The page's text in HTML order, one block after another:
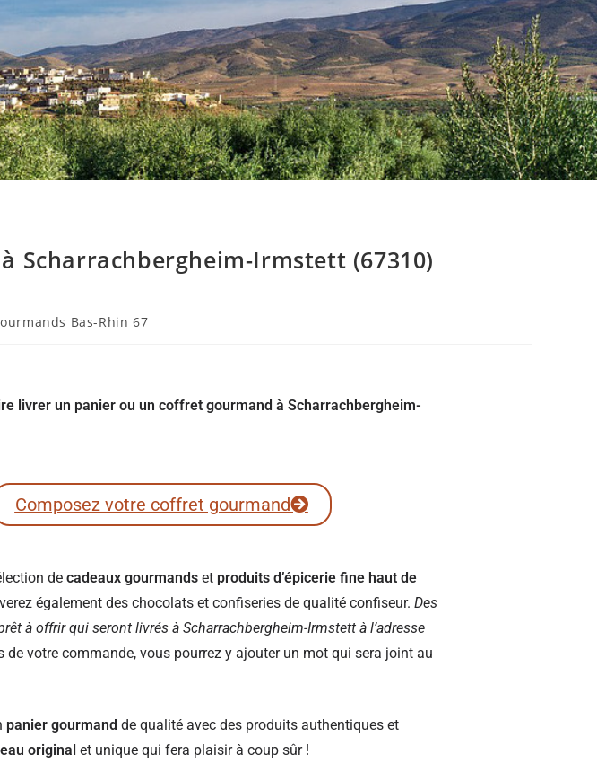
Scharrachbergheim-Irmstett (67310)
Bas-Rhin 67
livrer un panier ou un coffret gourmand à Scharrachbergheim-
Composez votre coffret gourmand
de cadeaux gourmands et produits d’épicerie fine haut de
également des chocolats et confiseries de qualité confiseur. Des
à offrir qui seront livrés à Scharrachbergheim-Irmstett à l’adresse
de votre commande, vous pourrez y ajouter un mot qui sera joint au
panier gourmand de qualité avec des produits authentiques et
original et unique qui fera plaisir à coup sûr !